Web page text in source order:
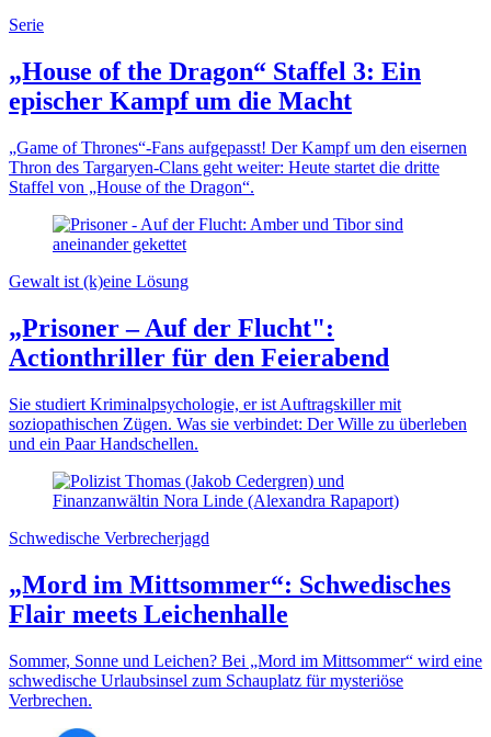
Serie
„House of the Dragon“ Staffel 3: Ein
epischer Kampf um die Macht
„Game of Thrones“-Fans aufgepasst! Der Kampf um den eisernen
Thron des Targaryen-Clans geht weiter: Heute startet die dritte
Staffel von „House of the Dragon“.
Gewalt ist (k)eine Lösung
„Prisoner – Auf der Flucht":
Actionthriller für den Feierabend
Sie studiert Kriminalpsychologie, er ist Auftragskiller mit
soziopathischen Zügen. Was sie verbindet: Der Wille zu überleben
und ein Paar Handschellen.
Schwedische Verbrecherjagd
„Mord im Mittsommer“: Schwedisches
Flair meets Leichenhalle
Sommer, Sonne und Leichen? Bei „Mord im Mittsommer“ wird eine
schwedische Urlaubsinsel zum Schauplatz für mysteriöse
Verbrechen.